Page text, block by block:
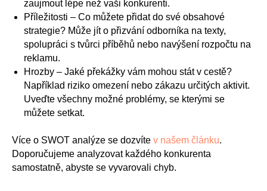
zaujmout lépe než vaši konkurenti.
Příležitosti – Co můžete přidat do své obsahové
strategie? Může jít o přizvání odborníka na texty,
spolupráci s tvůrci příběhů nebo navýšení rozpočtu na
reklamu.
Hrozby – Jaké překážky vám mohou stát v cestě?
Například riziko omezení nebo zákazu určitých aktivit.
Uveďte všechny možné problémy, se kterými se
můžete setkat.
Více o SWOT analýze se dozvíte v našem článku.
Doporučujeme analyzovat každého konkurenta
samostatně, abyste se vyvarovali chyb.